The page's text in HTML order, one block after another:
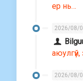
ер нь…
2026/08/
2026/08/